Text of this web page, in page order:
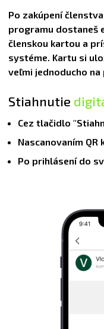
Po zakúpení
programu dostaneš
členskou kartou a
systéme. Kartu si
veľmi jednoducho na
Stiahnutie
Cez tlačidlo
Nascanovaním QR
Po prihlásení do